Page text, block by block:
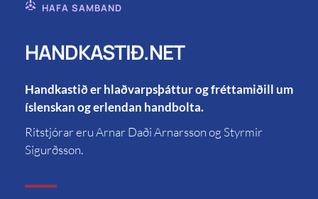
HAFA SAMBAND
HANDKASTIÐ.NET
Handkastið er hlaðvarpsþáttur og fréttamiðill um
íslenskan og erlendan handbolta.
Ritstjórar eru Arnar Daði Arnarsson og Styrmir
Sigurðsson.